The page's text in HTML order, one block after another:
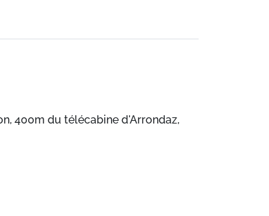
400m du télécabine d'Arrondaz,